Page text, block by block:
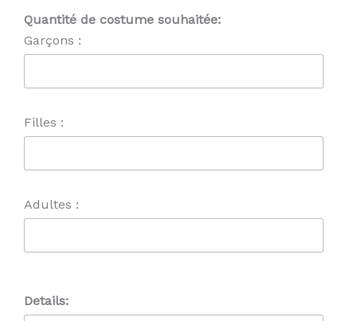
Quantité de costume souhaitée:
Garçons :
Filles :
Adultes :
Details: